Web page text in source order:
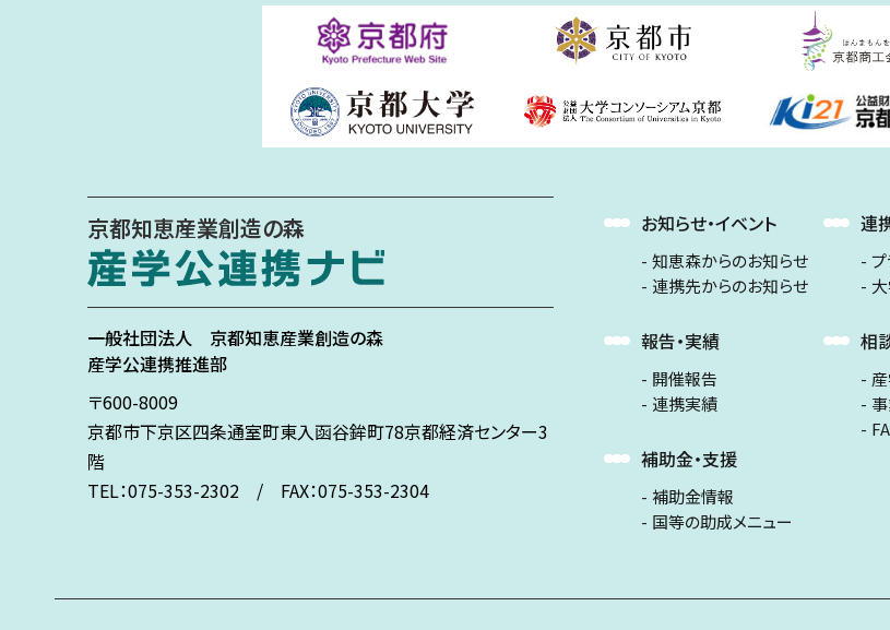
京都知恵産業創造の森
一般社団法人 京都知恵産業創造の森
産学公連携推進部
〒600-8009
京都市下京区四条通室町東入函谷鉾町78京都経済センター3
階
TEL：075-353-2302 / FAX：075-353-2304
お知らせ・イベント
知恵森からのお知らせ
連携先からのお知らせ
報告・実績
開催報告
連携実績
補助金・支援
補助金情報
国等の助成メニュー
連
相